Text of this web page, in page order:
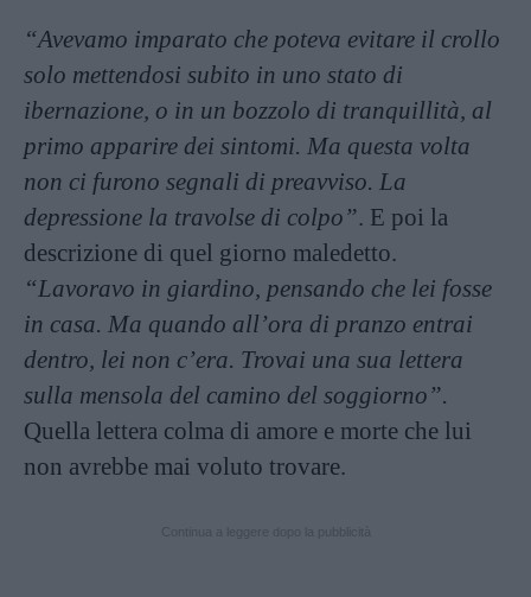
“Avevamo imparato che poteva evitare il crollo
solo mettendosi subito in uno stato di
ibernazione, o in un bozzolo di tranquillità, al
primo apparire dei sintomi. Ma questa volta
non ci furono segnali di preavviso. La
depressione la travolse di colpo”. E poi la
descrizione di quel giorno maledetto.
“Lavoravo in giardino, pensando che lei fosse
in casa. Ma quando all’ora di pranzo entrai
dentro, lei non c’era. Trovai una sua lettera
sulla mensola del camino del soggiorno”.
Quella lettera colma di amore e morte che lui
non avrebbe mai voluto trovare.